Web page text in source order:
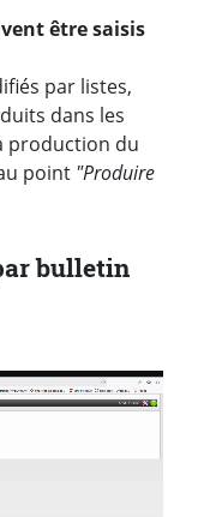
être saisis
par listes,
dans les
production du
point "Produire
bulletin